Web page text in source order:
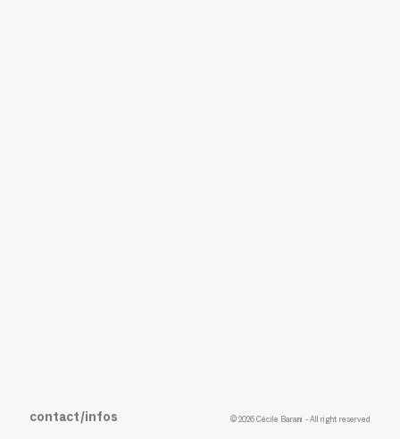
contact/infos © 2026 Cécile Barani - All right reserved